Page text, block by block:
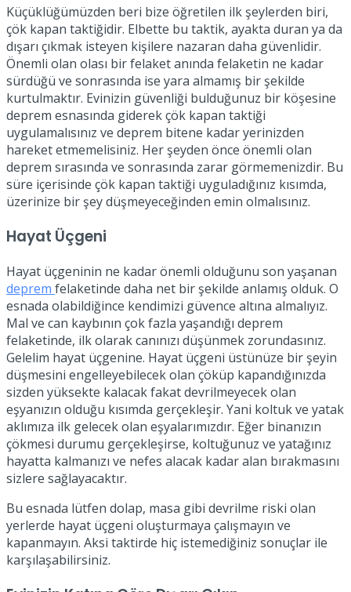
Küçüklüğümüzden beri bize öğretilen ilk şeylerden biri,
çök kapan taktiğidir. Elbette bu taktik, ayakta duran ya da
dışarı çıkmak isteyen kişilere nazaran daha güvenlidir.
Önemli olan olası bir felaket anında felaketin ne kadar
sürdüğü ve sonrasında ise yara almamış bir şekilde
kurtulmaktır. Evinizin güvenliği bulduğunuz bir köşesine
deprem esnasında giderek çök kapan taktiği
uygulamalısınız ve deprem bitene kadar yerinizden
hareket etmemelisiniz. Her şeyden önce önemli olan
deprem sırasında ve sonrasında zarar görmemenizdir. Bu
süre içerisinde çök kapan taktiği uyguladığınız kısımda,
üzerinize bir şey düşmeyeceğinden emin olmalısınız.
Hayat Üçgeni
Hayat üçgeninin ne kadar önemli olduğunu son yaşanan
deprem felaketinde daha net bir şekilde anlamış olduk. O
esnada olabildiğince kendimizi güvence altına almalıyız.
Mal ve can kaybının çok fazla yaşandığı deprem
felaketinde, ilk olarak canınızı düşünmek zorundasınız.
Gelelim hayat üçgenine. Hayat üçgeni üstünüze bir şeyin
düşmesini engelleyebilecek olan çöküp kapandığınızda
sizden yüksekte kalacak fakat devrilmeyecek olan
eşyanızın olduğu kısımda gerçekleşir. Yani koltuk ve yatak
aklımıza ilk gelecek olan eşyalarımızdır. Eğer binanızın
çökmesi durumu gerçekleşirse, koltuğunuz ve yatağınız
hayatta kalmanızı ve nefes alacak kadar alan bırakmasını
sizlere sağlayacaktır.
Bu esnada lütfen dolap, masa gibi devrilme riski olan
yerlerde hayat üçgeni oluşturmaya çalışmayın ve
kapanmayın. Aksi taktirde hiç istemediğiniz sonuçlar ile
karşılaşabilirsiniz.